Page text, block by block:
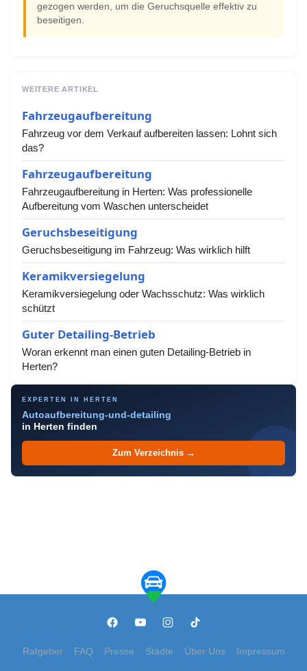
gezogen werden, um die Geruchsquelle effektiv zu
beseitigen.
WEITERE ARTIKEL
Fahrzeugaufbereitung
Fahrzeug vor dem Verkauf aufbereiten lassen: Lohnt sich
das?
Fahrzeugaufbereitung
Fahrzeugaufbereitung in Herten: Was professionelle
Aufbereitung vom Waschen unterscheidet
Geruchsbeseitigung
Geruchsbeseitigung im Fahrzeug: Was wirklich hilft
Keramikversiegelung
Keramikversiegelung oder Wachsschutz: Was wirklich
schützt
Guter Detailing-Betrieb
Woran erkennt man einen guten Detailing-Betrieb in
Herten?
EXPERTEN IN HERTEN
Autoaufbereitung-und-detailing
in Herten finden
Zum Verzeichnis →
Ratgeber FAQ Presse Städte Über Uns Impressum